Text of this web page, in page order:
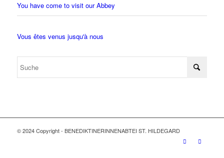
You have come to visit our Abbey
Vous êtes venus jusqu'à nous
© 2024 Copyright - BENEDIKTINERINNENABTEI ST. HILDEGARD